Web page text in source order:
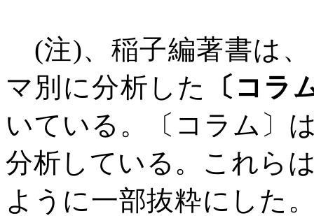
(注)、稲子編著書は、
マ別に分析した
〔コラ
いている。〔コラム〕
分析している。これら
ように一部抜粋にした